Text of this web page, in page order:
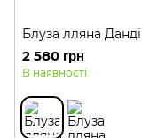
Блуза лляна Данді
2 580 грн
В наявності